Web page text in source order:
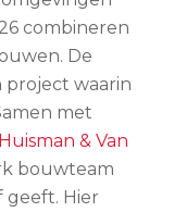
combineren
De
project waarin
met
Huisman & Van
bouwteam
Hier